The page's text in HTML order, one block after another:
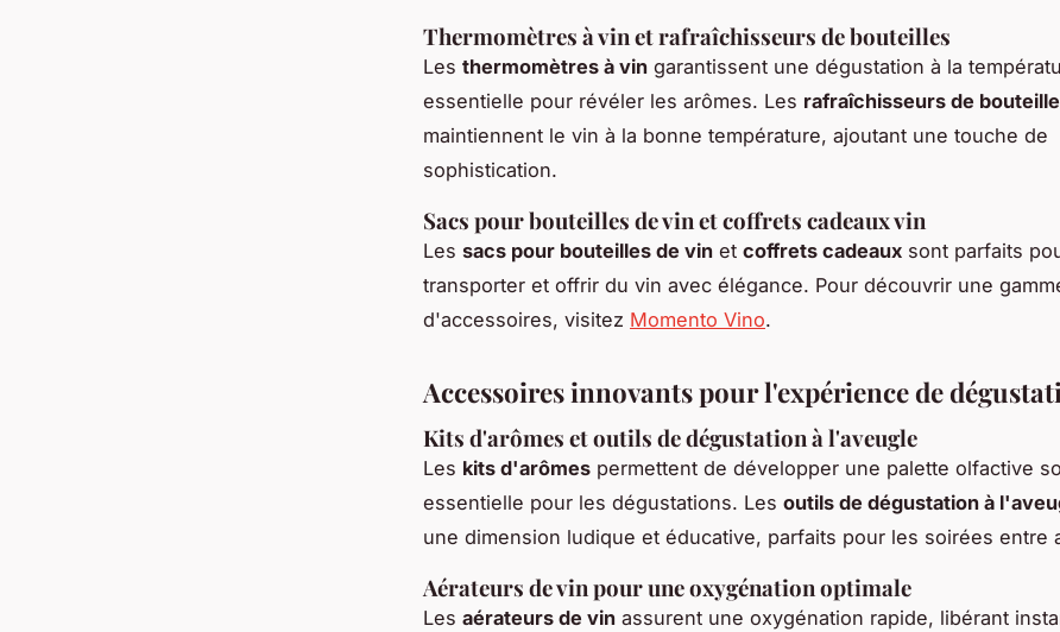
Thermomètres à vin et rafraîchisseurs de bouteilles
Les thermomètres à vin garantissent une dégustation à la
essentielle pour révéler les arômes. Les rafraîchisseurs de
maintiennent le vin à la bonne température, ajoutant une touche de
sophistication.
Sacs pour bouteilles de vin et coffrets cadeaux vin
Les sacs pour bouteilles de vin et coffrets cadeaux sont parfaits
transporter et offrir du vin avec élégance. Pour découvrir une
d'accessoires, visitez Momento Vino.
Accessoires innovants pour l'expérience de
Kits d'arômes et outils de dégustation à l'aveugle
Les kits d'arômes permettent de développer une palette olfactive
essentielle pour les dégustations. Les outils de dégustation à
une dimension ludique et éducative, parfaits pour les soirées entre
Aérateurs de vin pour une oxygénation optimale
Les aérateurs de vin assurent une oxygénation rapide, libérant